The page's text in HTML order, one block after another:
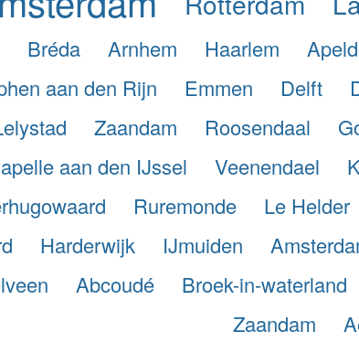
Bréda Arnhem Haarlem
aan den Rijn
Emmen Delft
Zaandam Roosendaal
aan den IJssel
Veenendael
Ruremonde Le Helder
Harderwijk IJmuiden
Abcoudé Broek-in-waterland
Zaandam